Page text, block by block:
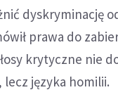
dyskryminację
prawa do
krytyczne nie
lecz języka homilii.